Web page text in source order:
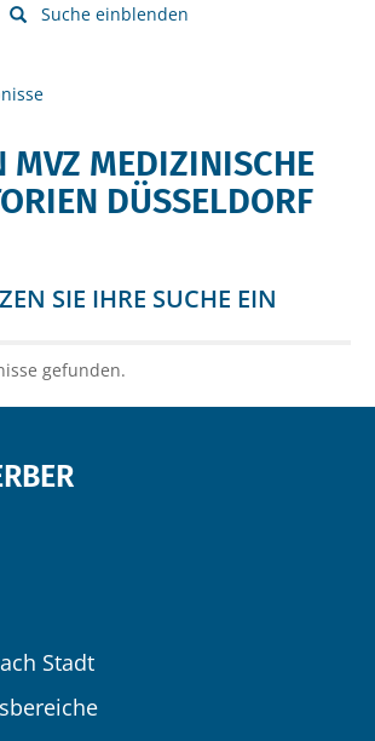
Suche einblenden
MVZ MEDIZINISCHE
DÜSSELDORF
SIE IHRE SUCHE EIN
gefunden.
Stadt